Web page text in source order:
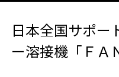
日本全国サポー
ー溶接機「ＦＡ